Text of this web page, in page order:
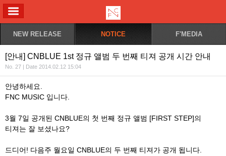
NEW RELEASE NOTICE F'MEDIA
[안내] CNBLUE 1st 정규 앨범 두 번째 티져 공개 시간 안내
No. 27 | Date 2014.02.12 15:04
안녕하세요.
FNC MUSIC 입니다.
3월 7일 공개된 CNBLUE의 첫 번째 정규 앨범 [FIRST STEP]의
티져는 잘 보셨나요?
드디어! 다음주 월요일 CNBLUE의 두 번째 티져가 공개 됩니다.